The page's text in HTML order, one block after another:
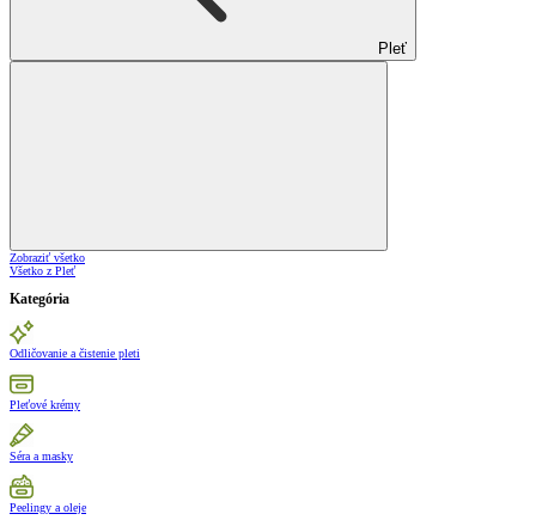
Pleť
Zobraziť všetko
Všetko z Pleť
Kategória
Odličovanie a čistenie pleti
Pleťové krémy
Séra a masky
Peelingy a oleje